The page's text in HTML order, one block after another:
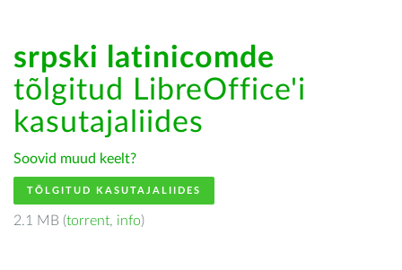
srpski latinicomde
tõlgitud LibreOffice'i
kasutajaliides
Soovid muud keelt?
TÕLGITUD KASUTAJALIIDES
2.1 MB (torrent, info)